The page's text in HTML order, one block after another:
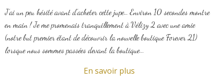
J’ai un peu hésité avant d’acheter cette jupe… Environ 10 secondes montre
en main ! Je me promenais tranquillement à Vélizy 2 avec une amie
(notre but premier étant de découvrir la nouvelle boutique Forever 21)
lorsque nous sommes passées devant la boutique...
En savoir plus